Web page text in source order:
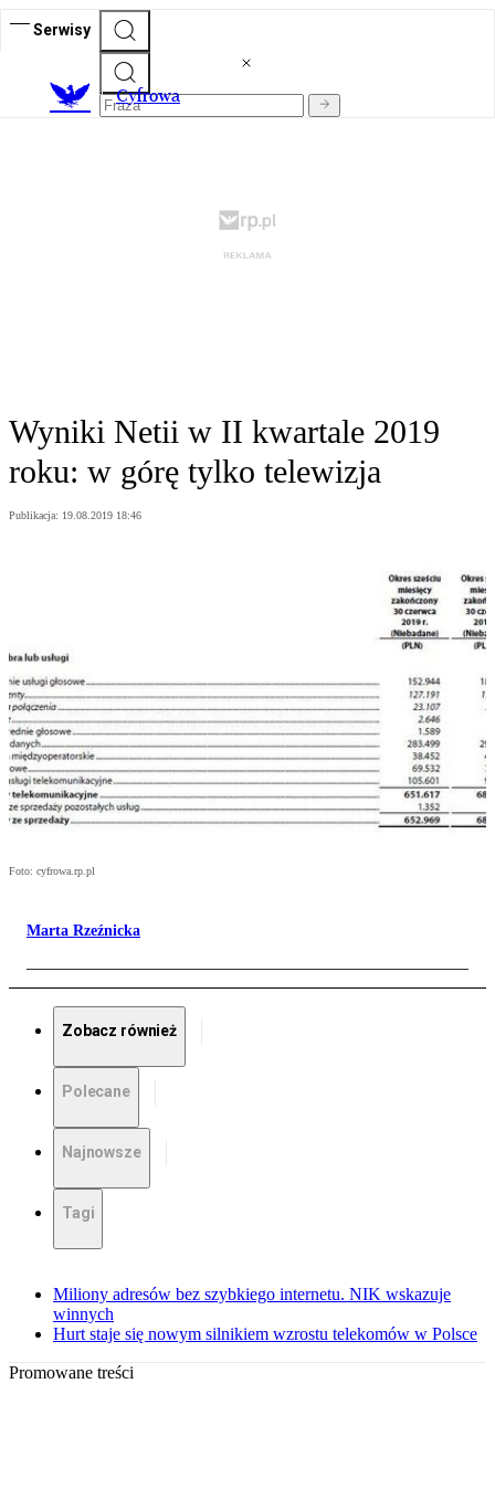
Serwisy
Cyfrowa
Wyniki Netii w II kwartale 2019
roku: w górę tylko telewizja
Publikacja: 19.08.2019 18:46
Foto: cyfrowa.rp.pl
Marta Rzeźnicka
Zobacz również
Polecane
Najnowsze
Tagi
Miliony adresów bez szybkiego internetu. NIK wskazuje
winnych
Hurt staje się nowym silnikiem wzrostu telekomów w Polsce
Promowane treści